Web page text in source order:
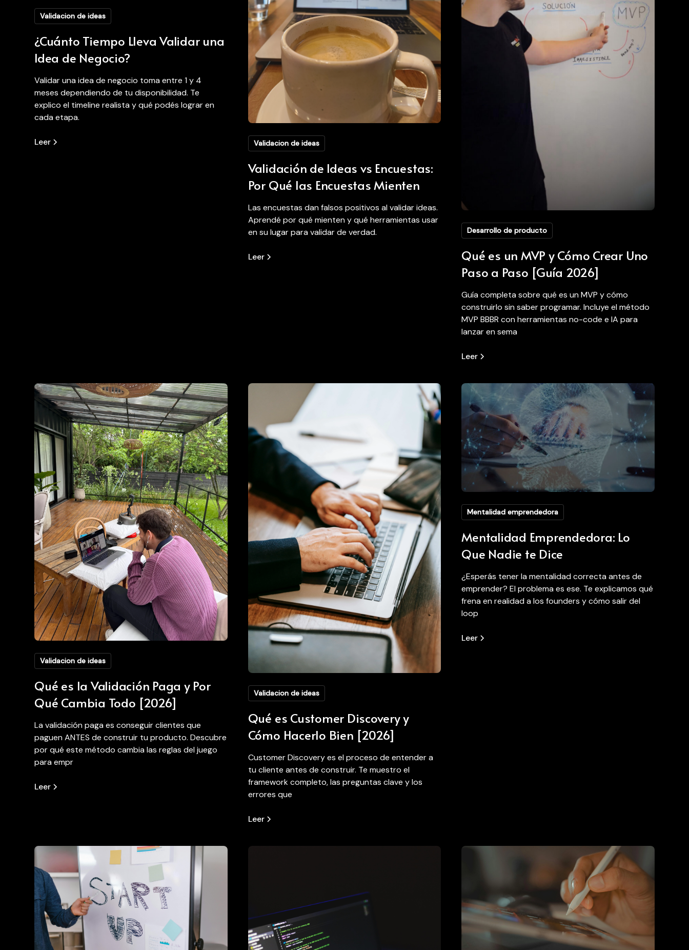
Validacion de ideas
¿Cuánto Tiempo Lleva Validar una
Idea de Negocio?
Validar una idea de negocio toma entre 1 y 4
meses dependiendo de tu disponibilidad. Te
explico el timeline realista y qué podés lograr en
cada etapa.
Leer Validacion de ideas
Validación de Ideas vs Encuestas:
Por Qué las Encuestas Mienten
Las encuestas dan falsos positivos al validar ideas.
Aprendé por qué mienten y qué herramientas usar
en su lugar para validar de verdad.
Leer
Desarrollo de producto
Qué es un MVP y Cómo Crear Uno
Paso a Paso [Guía 2026]
Guía completa sobre qué es un MVP y cómo
construirlo sin saber programar. Incluye el método
MVP BBBR con herramientas no-code e IA para
lanzar en sema
Leer
Validacion de ideas
Qué es la Validación Paga y Por
Qué Cambia Todo [2026]
La validación paga es conseguir clientes que
paguen ANTES de construir tu producto. Descubre
por qué este método cambia las reglas del juego
para empr
Leer
Validacion de ideas
Qué es Customer Discovery y
Cómo Hacerlo Bien [2026]
Customer Discovery es el proceso de entender a
tu cliente antes de construir. Te muestro el
framework completo, las preguntas clave y los
errores que
Leer
Mentalidad emprendedora
Mentalidad Emprendedora: Lo
Que Nadie te Dice
¿Esperás tener la mentalidad correcta antes de
emprender? El problema es ese. Te explicamos qué
frena en realidad a los founders y cómo salir del
loop
Leer